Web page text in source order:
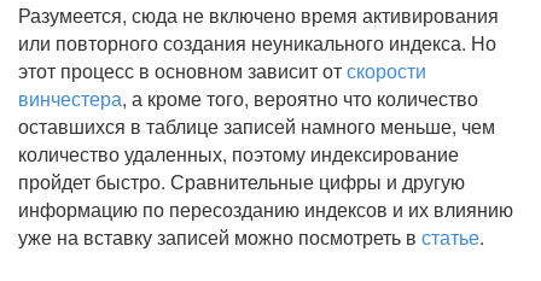
Разумеется, сюда не включено время активирования
или повторного создания неуникального индекса. Но
этот процесс в основном зависит отскорости
винчестера, а кроме того, вероятно что количество
оставшихся в таблице записей намного меньше, чем
количество удаленных, поэтому индексирование
пройдет быстро. Сравнительные цифры и другую
информацию по пересозданию индексов и их влиянию
уже на вставку записей можно посмотреть в статье.